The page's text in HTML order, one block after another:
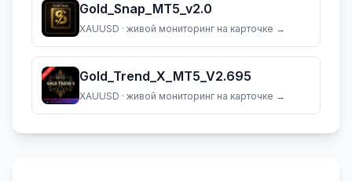
Gold_Snap_MT5_v2.0
XAUUSD · живой мониторинг на карточке →
Gold_Trend_X_MT5_V2.695
XAUUSD · живой мониторинг на карточке →